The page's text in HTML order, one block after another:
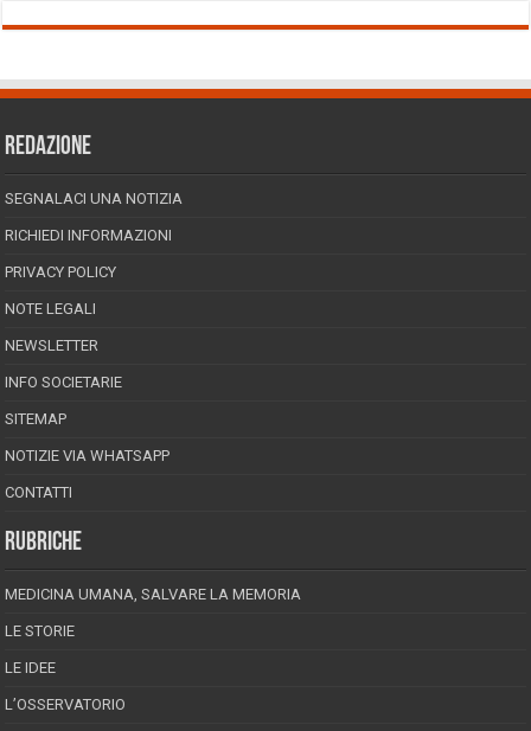
REDAZIONE
SEGNALACI UNA NOTIZIA
RICHIEDI INFORMAZIONI
PRIVACY POLICY
NOTE LEGALI
NEWSLETTER
INFO SOCIETARIE
SITEMAP
NOTIZIE VIA WHATSAPP
CONTATTI
RUBRICHE
MEDICINA UMANA, SALVARE LA MEMORIA
LE STORIE
LE IDEE
L’OSSERVATORIO